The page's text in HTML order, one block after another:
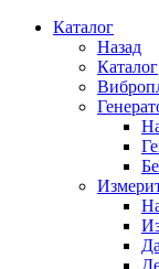
Каталог
Назад
Каталог